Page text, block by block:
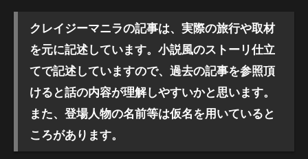
クレイジーマニラの記事は、実際の旅行や取材
を元に記述しています。小説風のストーリ仕立
てで記述していますので、過去の記事を参照頂
けると話の内容が理解しやすいかと思います。
また、登場人物の名前等は仮名を用いていると
ころがあります。